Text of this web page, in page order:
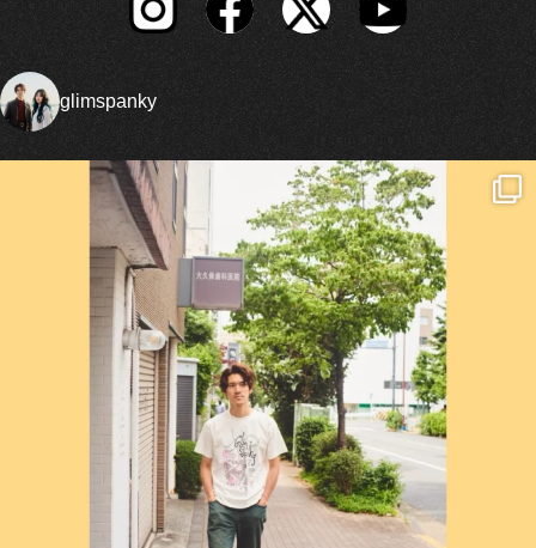
glimspanky